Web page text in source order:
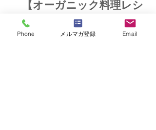
【オーガニック料理レシ
ピ】クリスマス・フライド
大豆ミート
Phone メルマガ登録 Email